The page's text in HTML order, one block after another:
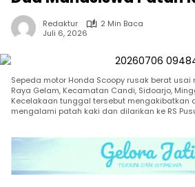
Redaktur
2 Min Baca
Juli 6, 2026
Sepeda motor Honda Scoopy rusak berat
Raya Gelam, Kecamatan Candi, Sidoarjo,
Kecelakaan tunggal tersebut mengakibatkan
mengalami patah kaki dan dilarikan ke RS